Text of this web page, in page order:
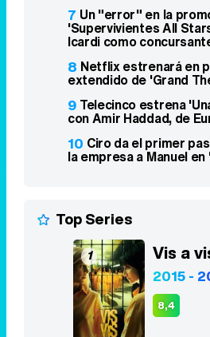
7 Un "error" en la
'Supervivientes All
Icardi como
8 Netflix estrenará en
extendido de 'Grand
9 Telecinco estrena
con Amir Haddad, de
10 Ciro da el primer
la empresa a Manuel
Top Series
1 Vis a
2015 -
8,4